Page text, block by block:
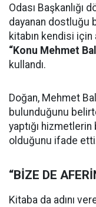
Odası Başkanlığı
dayanan dostluğu
kitabın kendisi için
“Konu Mehmet
kullandı.
Doğan, Mehmet
bulunduğunu
yaptığı
olduğunu ifade
“BİZE DE
Kitaba da adını